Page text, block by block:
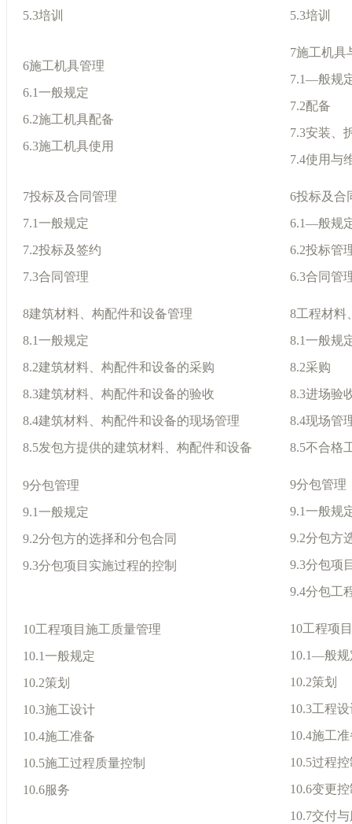
5.3培训
5.3培训
6施工机具管理
6.1一般规定
6.2施工机具配备
6.3施工机具使用
7施工机具
7.1—般规
7.2配备
7.3安装、
7.4使用与
7投标及合同管理
7.1一般规定
7.2投标及签约
7.3合同管理
6投标及合
6.1—般规
6.2投标管
6.3合同管
8建筑材料、构配件和设备管理
8.1一般规定
8.2建筑材料、构配件和设备的采购
8.3建筑材料、构配件和设备的验收
8.4建筑材料、构配件和设备的现场管理
8.5发包方提供的建筑材料、构配件和设备
8工程材料
8.1一般规
8.2采购
8.3进场验
8.4现场管
8.5不合格
9分包管理
9.1一般规定
9.2分包方的选择和分包合同
9.3分包项目实施过程的控制
9分包管理
9.1一般规
9.2分包方
9.3分包项
9.4分包工
10工程项目施工质量管理
10.1一般规定
10.2策划
10.3施工设计
10.4施工准备
10.5施工过程质量控制
10.6服务
10工程项
10.1—般规
10.2策划
10.3工程
10.4施工
10.5过程
10.6变更
10.7交付